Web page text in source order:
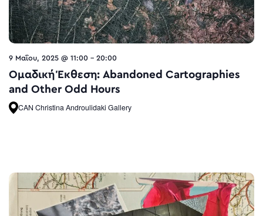
9 Μαΐου, 2025 @ 11:00 - 20:00
Ομαδική Έκθεση: Abandoned Cartographies
and Other Odd Hours
CAN Christina Androulidaki Gallery